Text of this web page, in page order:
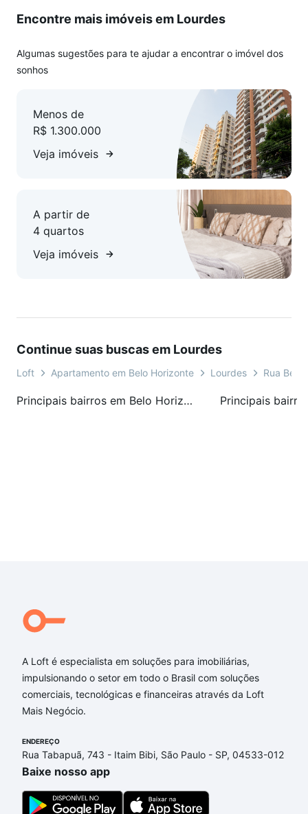
Agende já sua visita e venha conhecer esta excelente
Encontre mais imóveis em Lourdes
Algumas sugestões para te ajudar a encontrar o imóvel dos
sonhos
Menos de
R$ 1.300.000
Veja imóveis
A partir de
4 quartos
Veja imóveis
Continue suas buscas em Lourdes
Loft Apartamento em Belo Horizonte Lourdes Rua
Principais bairros em Belo Horizonte, MG
A Loft é especialista em soluções para imobiliárias,
impulsionando o setor em todo o Brasil com soluções
comerciais, tecnológicas e financeiras através da Loft
Mais Negócio.
ENDEREÇO
Rua Tabapuã, 743 - Itaim Bibi, São Paulo - SP, 04533-012
Baixe nosso app